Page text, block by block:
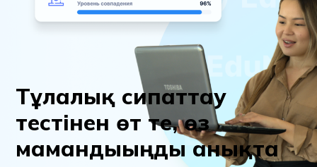
Тұлалық сипаттау
тестінен өт те, өз
мамандыыңды анықта